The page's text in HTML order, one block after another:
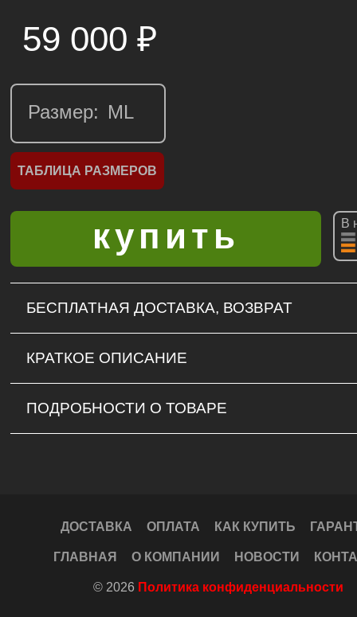
59 000 ₽
Размер:
ТАБЛИЦА РАЗМЕРОВ
В
БЕСПЛАТНАЯ ДОСТАВКА, ВОЗВРАТ
КРАТКОЕ ОПИСАНИЕ
ПОДРОБНОСТИ О ТОВАРЕ
ДОСТАВКА ОПЛАТА КАК КУПИТЬ
ГЛАВНАЯ О КОМПАНИИ НОВОСТИ
© 2026 Политика конфиденциальности